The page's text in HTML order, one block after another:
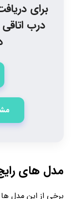
برای
درب
مدل های
برخی از این مدل